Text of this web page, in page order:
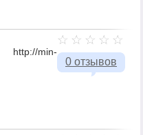
0 отзывов
http://min-